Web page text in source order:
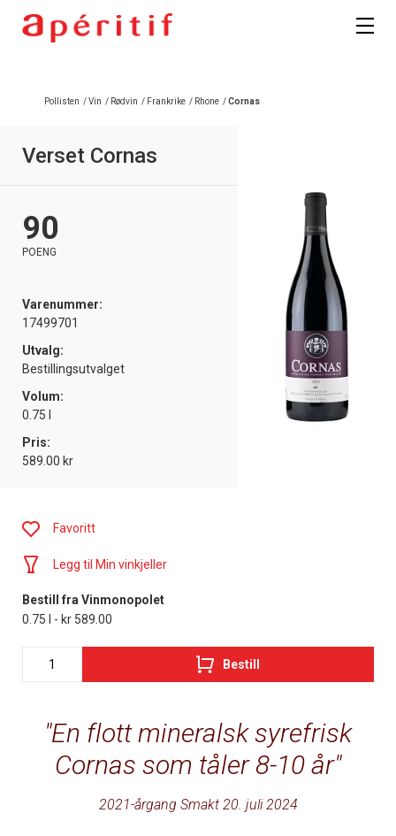
Pollisten /Vin / Rødvin / Frankrike / Rhone /Cornas
Verset Cornas
90
POENG
Varenummer:
17499701
Utvalg:
Bestillingsutvalget
Volum:
0.75 l
Pris:
589.00 kr
En flott mineralsk syrefrisk
Cornas som tåler 8-10 år
2021-årgang Smakt 20. juli 2024
Favoritt
Legg til Min vinkjeller
Bestill fra Vinmonopolet
0.75 l - kr 589.00
Bestill